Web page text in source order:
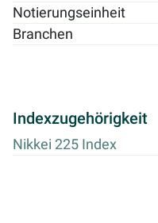
Notierungseinheit
Branchen
Indexzugehörigkeit
Nikkei 225 Index